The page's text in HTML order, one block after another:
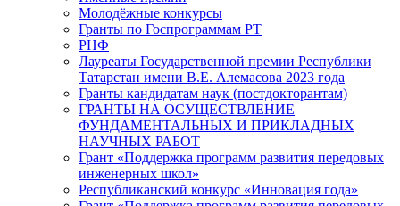
Молодёжные конкурсы
Гранты по Госпрограммам РТ
РНФ
Лауреаты Государственной премии Республики
Татарстан имени В.Е. Алемасова 2023 года
Гранты кандидатам наук (постдокторантам)
ГРАНТЫ НА ОСУЩЕСТВЛЕНИЕ
ФУНДАМЕНТАЛЬНЫХ И ПРИКЛАДНЫХ
НАУЧНЫХ РАБОТ
Грант «Поддержка программ развития передовых
инженерных школ»
Республиканский конкурс «Инновация года»